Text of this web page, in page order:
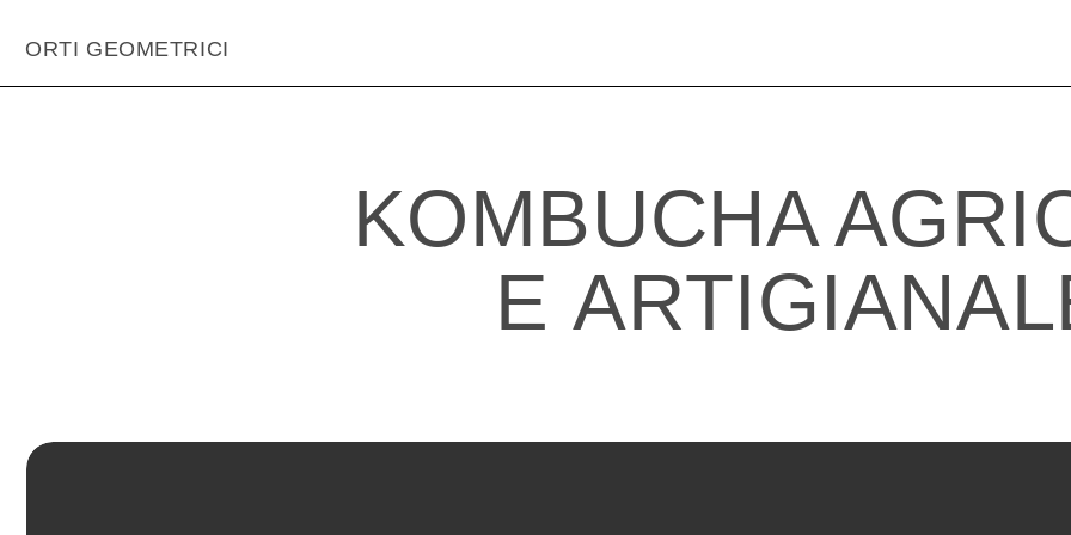
ORTI GEOMETRICI
KOMBUCHA
E ARTIGIANALE
home / kombucha